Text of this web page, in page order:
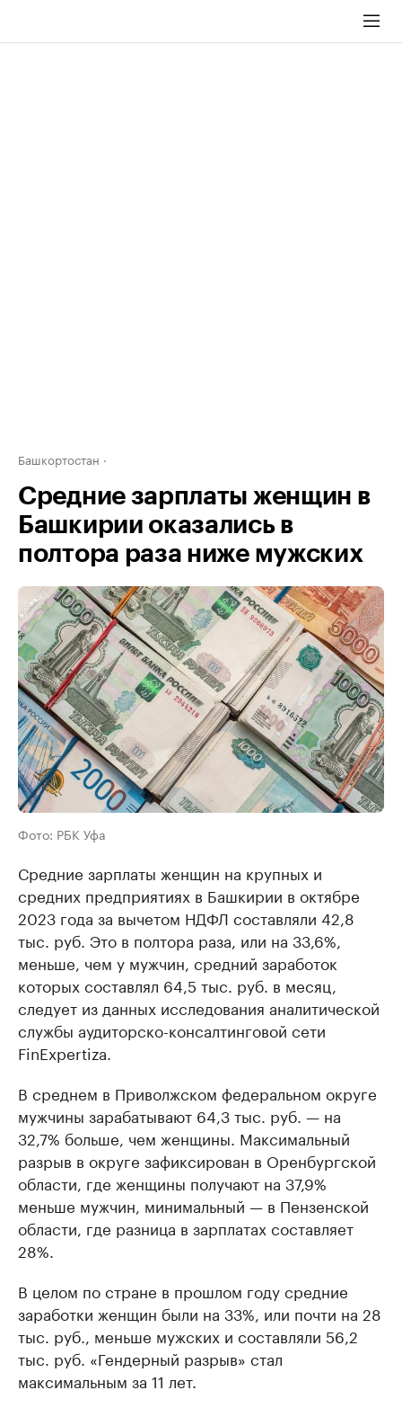
Башкортостан
Средние зарплаты женщин в
Башкирии оказались в
полтора раза ниже мужских
Фото: РБК Уфа
Средние зарплаты женщин на крупных и
средних предприятиях в Башкирии в октябре
2023 года за вычетом НДФЛ составляли 42,8
тыс. руб. Это в полтора раза, или на 33,6%,
меньше, чем у мужчин, средний заработок
которых составлял 64,5 тыс. руб. в месяц,
следует из данных исследования аналитической
службы аудиторско-консалтинговой сети
FinExpertiza.
В среднем в Приволжском федеральном округе
мужчины зарабатывают 64,3 тыс. руб. — на
32,7% больше, чем женщины. Максимальный
разрыв в округе зафиксирован в Оренбургской
области, где женщины получают на 37,9%
меньше мужчин, минимальный — в Пензенской
области, где разница в зарплатах составляет
28%.
В целом по стране в прошлом году средние
заработки женщин были на 33%, или почти на 28
тыс. руб., меньше мужских и составляли 56,2
тыс. руб. «Гендерный разрыв» стал
максимальным за 11 лет.